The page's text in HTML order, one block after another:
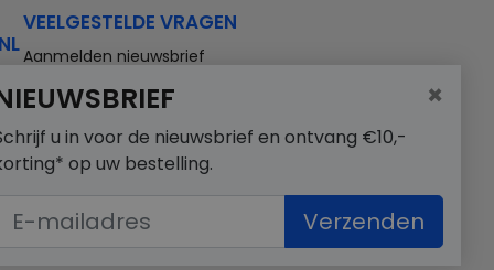
VEELGESTELDE VRAGEN
Aanmelden nieuwsbrief
×
u in voor de nieuwsbrief en ontvang €10,-
op uw bestelling.
Verzenden